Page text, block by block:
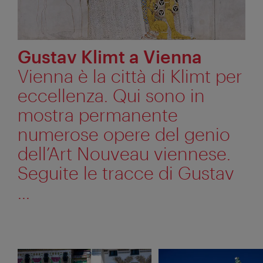
Gustav Klimt a Vienna
Vienna è la città di Klimt per
eccellenza. Qui sono in
mostra permanente
numerose opere del genio
dell’Art Nouveau viennese.
Seguite le tracce di Gustav